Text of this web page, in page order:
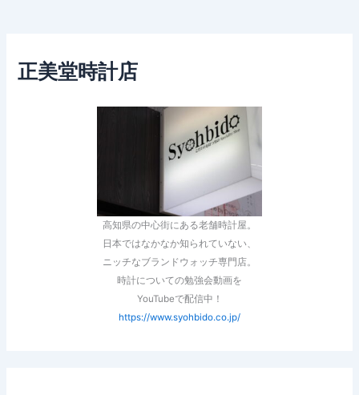
正美堂時計店
高知県の中心街にある老舗時計屋。
日本ではなかなか知られていない、
ニッチなブランドウォッチ専門店。
時計についての勉強会動画を
YouTubeで配信中！
https://www.syohbido.co.jp/